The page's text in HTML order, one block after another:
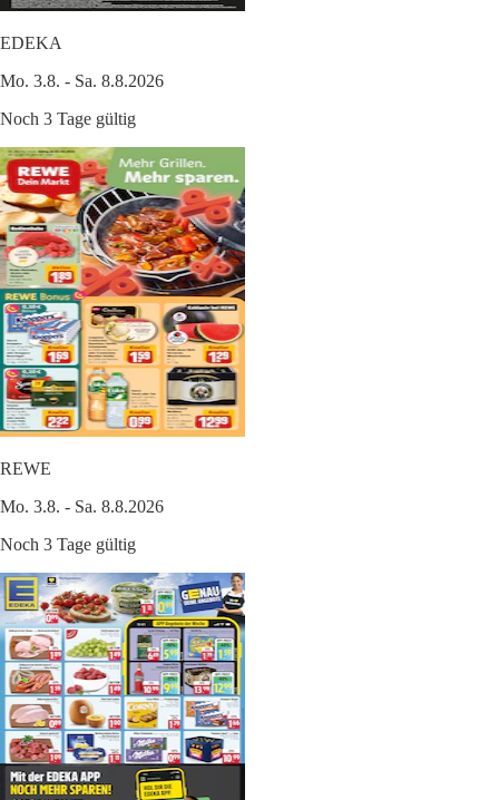
EDEKA
Mo. 3.8. - Sa. 8.8.2026
Noch 3 Tage gültig
REWE
Mo. 3.8. - Sa. 8.8.2026
Noch 3 Tage gültig